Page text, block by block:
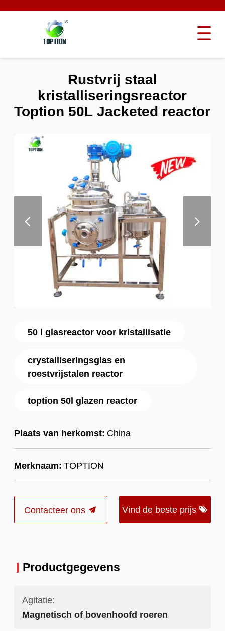
50 l glasreactor voor kristallisatie
crystalliseringsglas en
roestvrijstalen reactor
toption 50l glazen reactor
Plaats van herkomst: China
Merknaam: TOPTION
Contacteer ons Vind de beste prijs
Rustvrij staal
kristalliseringsreactor
Toption 50L Jacketed reactor
Productgegevens
Agitatie:
Magnetisch of bovenhoofd roeren